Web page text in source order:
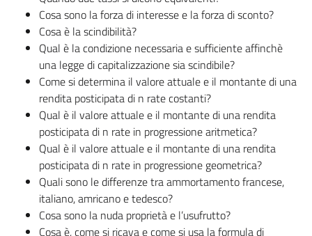
Cosa sono la forza di interesse e la forza di sconto?
Cosa è la scindibilità?
Qual è la condizione necessaria e sufficiente affinchè
una legge di capitalizzazione sia scindibile?
Come si determina il valore attuale e il montante di una
rendita posticipata di n rate costanti?
Qual è il valore attuale e il montante di una rendita
posticipata di n rate in progressione aritmetica?
Qual è il valore attuale e il montante di una rendita
posticipata di n rate in progressione geometrica?
Quali sono le differenze tra ammortamento francese,
italiano, amricano e tedesco?
Cosa sono la nuda proprietà e l’usufrutto?
Cosa è, come si ricava e come si usa la formula di